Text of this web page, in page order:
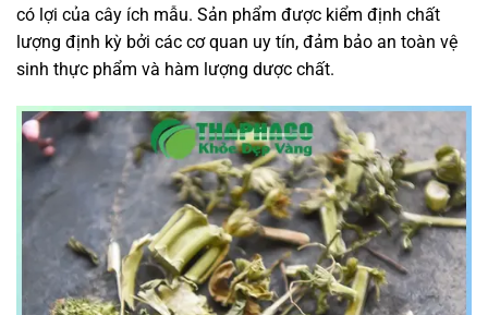
có lợi của cây ích mẫu. Sản phẩm được kiểm định chất
lượng định kỳ bởi các cơ quan uy tín, đảm bảo an toàn vệ
sinh thực phẩm và hàm lượng dược chất.